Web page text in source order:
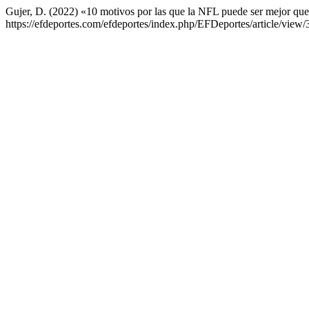
Gujer, D. (2022) «10 motivos por las que la NFL puede ser mejor
https://efdeportes.com/efdeportes/index.php/EFDeportes/article/